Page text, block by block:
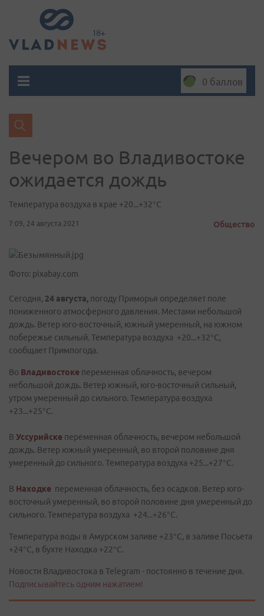
0 баллов
Вечером во Владивостоке
ожидается дождь
Температура воздуха в крае +20...+32°C
7:09, 24 августа 2021 Общество
Фото: pixabay.com
Сегодня, 24 августа, погоду Приморья определяет поле
пониженного атмосферного давления. Местами небольшой
дождь. Ветер юго-восточный, южный умеренный, на южном
побережье сильный. Температура воздуха +20...+32°C,
сообщает Примпогода.
Во Владивостоке переменная облачность, вечером
небольшой дождь. Ветер южный, юго-восточный сильный,
утром умеренный до сильного. Температура воздуха
+23...+25°С.
В Уссурийске переменная облачность, вечером небольшой
дождь. Ветер южный умеренный, во второй половине дня
умеренный до сильного. Температура воздуха +25...+27°C.
В Находке переменная облачность, без осадков. Ветер юго-
восточный умеренный, во второй половине дня умеренный до
сильного. Температура воздуха +24...+26°C.
Температура воды в Амурском заливе +23°C, в заливе Посьета
+24°C, в бухте Находка +22°C.
Новости Владивостока в Telegram - постоянно в течение дня.
Подписывайтесь одним нажатием!